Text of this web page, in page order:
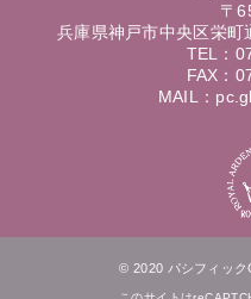
〒
兵庫県神戸市中央区栄
TEL：
FAX：
MAIL：
© 2020 パシフィッ